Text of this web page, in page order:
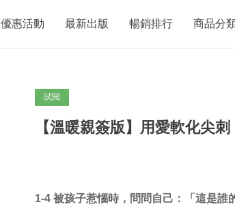
優惠活動 最新出版 暢銷排行 商品分
試閱
【溫暖親簽版】用愛軟化尖
1-4 被孩子惹惱時，問問自己：「這是誰